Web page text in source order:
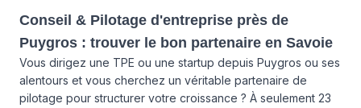
Conseil & Pilotage d'entreprise près de
Puygros : trouver le bon partenaire en Savoie
Vous dirigez une TPE ou une startup depuis Puygros ou ses
alentours et vous cherchez un véritable partenaire de
pilotage pour structurer votre croissance ? À seulement 23